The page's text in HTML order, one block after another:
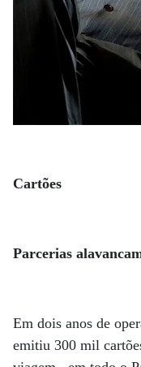
Cartões
Parcerias
Em dois anos de
emitiu 300 mil